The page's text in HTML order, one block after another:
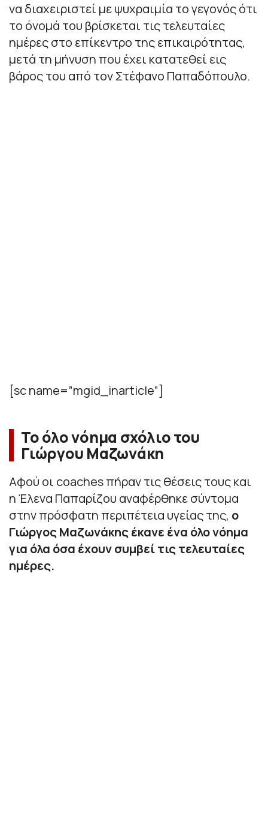
να διαχειριστεί με ψυχραιμία το γεγονός ότι
το όνομά του βρίσκεται τις τελευταίες
ημέρες στο επίκεντρο της επικαιρότητας,
μετά τη μήνυση που έχει κατατεθεί εις
βάρος του από τον Στέφανο Παπαδόπουλο.
[sc name=”mgid_inarticle”]
Το όλο νόημα σχόλιο του
Γιώργου Μαζωνάκη
Αφού οι coaches πήραν τις θέσεις τους και
η Έλενα Παπαρίζου αναφέρθηκε σύντομα
στην πρόσφατη περιπέτεια υγείας της, ο
Γιώργος Μαζωνάκης έκανε ένα όλο νόημα
για όλα όσα έχουν συμβεί τις τελευταίες
ημέρες.